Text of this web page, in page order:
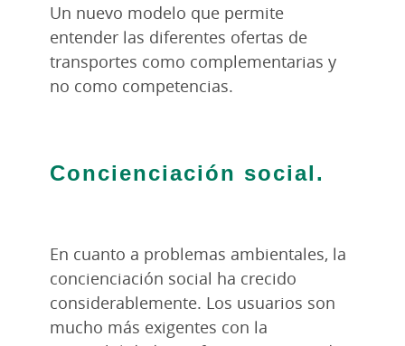
Un nuevo modelo que permite
entender las diferentes ofertas de
transportes como complementarias y
no como competencias.
Concienciación social.
En cuanto a problemas ambientales, la
concienciación social ha crecido
considerablemente. Los usuarios son
mucho más exigentes con la